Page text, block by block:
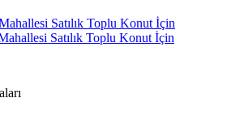
Satılık Toplu Konut İçin
Satılık Toplu Konut İçin